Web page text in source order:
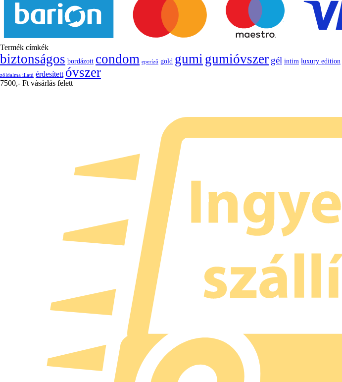
Termék címkék
biztonságos bordázott condom eperízű gold gumi gumióvszer gél intim luxury edition
zöldalma illatú érdesített óvszer
7500,- Ft vásárlás felett